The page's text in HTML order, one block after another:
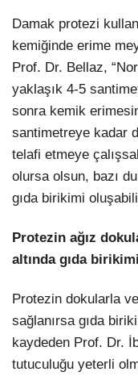
Damak protezi
kemiğinde erime
Prof. Dr. Bellaz,
yaklaşık 4-5
sonra kemik
santimetreye kadar
telafi etmeye
olursa olsun, bazı
gıda birikimi
Protezin ağız
altında gıda
Protezin dokularla
sağlanırsa gıda
kaydeden Prof. Dr.
tutuculuğu yeterli